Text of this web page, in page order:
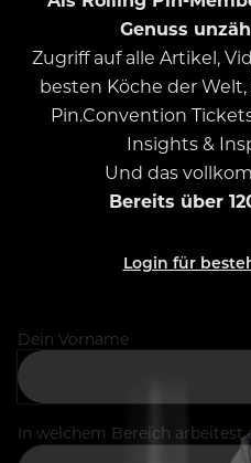
Genuss
Zugriff auf alle Artikel,
besten Köche der
Pin.Convention
Insights &
Und das
Bereits über
Login für
Dein Vorname
In welchem Bereich arbeitest